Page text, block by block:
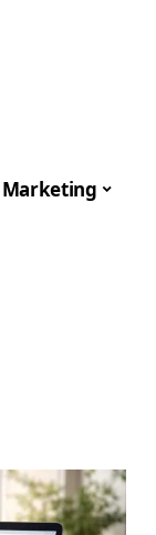
Marketing